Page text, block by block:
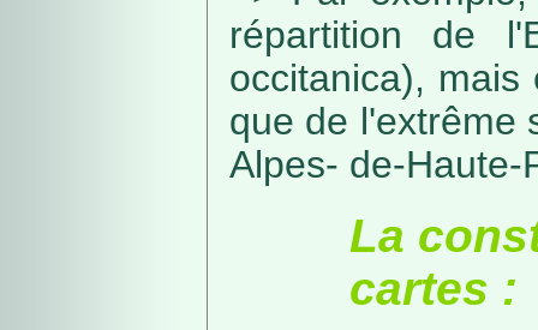
répartition de
occitanica),
que de l'extrême
Alpes- de-Haute-
La
cartes :